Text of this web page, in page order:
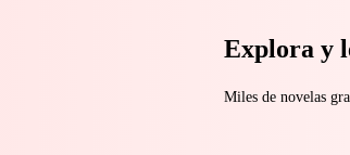
Explora y
Miles de novelas